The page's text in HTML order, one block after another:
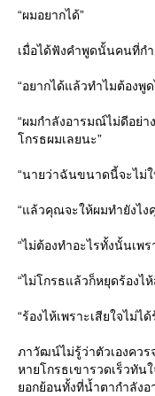
“ผมอยากได้”
เมื่อได้ฟังคำพูดนั้นคนที่ก
“อยากได้แล้วทำไมต้องพู
“ผมกำลังอารมณ์ไม่ดีอย่
โกรธผมเลยนะ”
“นายว่าฉันขนาดนี้จะไม่ใ
“แล้วคุณจะให้ผมทำยังไง
“ไม่ต้องทำอะไรทั้งนั้นเพ
“ไม่โกรธแล้วก็หยุดร้องไ
“ร้องไห้เพราะเสียใจไม่ไ
ภาวัฒน์ไม่รู้ว่าตัวเองคว
หายโกรธเขารวดเร็วทัน
ยอกย้อนทั้งที่น้ำตากำลัง